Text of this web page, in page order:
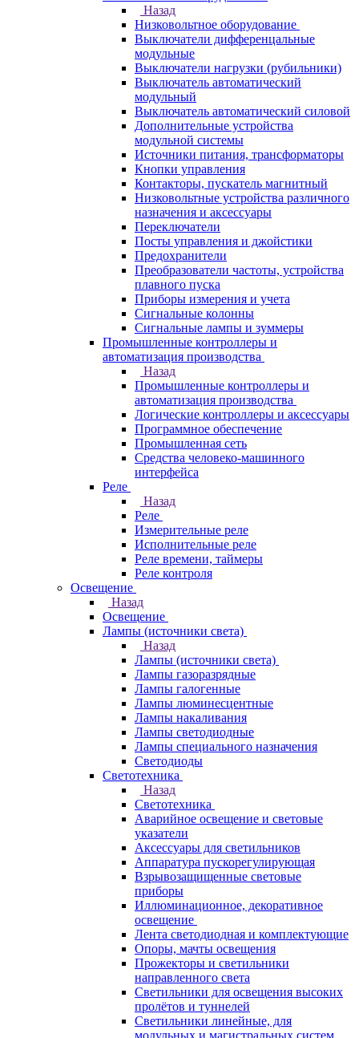
Назад
Низковольтное оборудование
Выключатели дифференцальные
модульные
Выключатели нагрузки (рубильники)
Выключатель автоматический
модульный
Выключатель автоматический силовой
Дополнительные устройства
модульной системы
Источники питания, трансформаторы
Кнопки управления
Контакторы, пускатель магнитный
Низковольтные устройства различного
назначения и аксессуары
Переключатели
Посты управления и джойстики
Предохранители
Преобразователи частоты, устройства
плавного пуска
Приборы измерения и учета
Сигнальные колонны
Сигнальные лампы и зуммеры
Промышленные контроллеры и
автоматизация производства
Назад
Промышленные контроллеры и
автоматизация производства
Логические контроллеры и аксессуары
Программное обеспечение
Промышленная сеть
Средства человеко-машинного
интерфейса
Реле
Назад
Реле
Измерительные реле
Исполнительные реле
Реле времени, таймеры
Реле контроля
Освещение
Назад
Освещение
Лампы (источники света)
Назад
Лампы (источники света)
Лампы газоразрядные
Лампы галогенные
Лампы люминесцентные
Лампы накаливания
Лампы светодиодные
Лампы специального назначения
Светодиоды
Светотехника
Назад
Светотехника
Аварийное освещение и световые
указатели
Аксессуары для светильников
Аппаратура пускорегулирующая
Взрывозащищенные световые
приборы
Иллюминационное, декоративное
освещение
Лента светодиодная и комплектующие
Опоры, мачты освещения
Прожекторы и светильники
направленного света
Светильники для освещения высоких
пролётов и туннелей
Светильники линейные, для
модульных и магистральных систем